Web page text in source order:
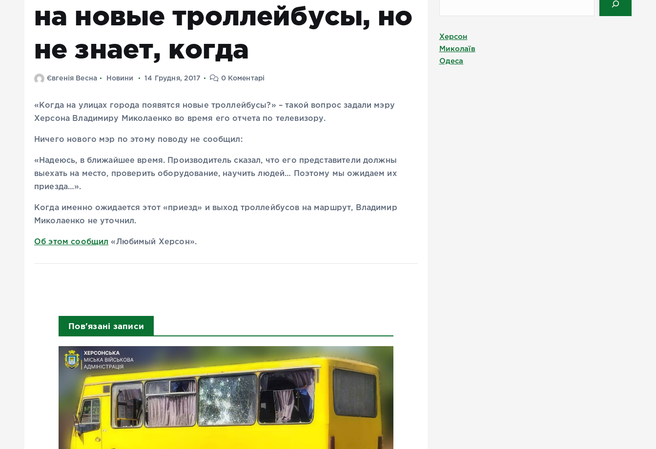
на новые троллейбусы, но
не знает, когда
Євгенія Весна Новини 14 Грудня, 2017 0 Коментарі
«Когда на улицах города появятся новые троллейбусы?» – такой вопрос задали мэру
Херсона Владимиру Миколаенко во время его отчета по телевизору.
Ничего нового мэр по этому поводу не сообщил:
«Надеюсь, в ближайшее время. Производитель сказал, что его представители должны
выехать на место, проверить оборудование, научить людей… Поэтому мы ожидаем их
приезда…».
Когда именно ожидается этот «приезд» и выход троллейбусов на маршрут, Владимир
Миколаенко не уточнил.
Об этом сообщил «Любимый Херсон».
Пов'язані записи
Херсон
Миколаїв
Одеса